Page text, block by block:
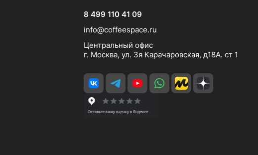
8 499 110 41 09
info@coffeespace.ru
Центральный офис
г. Москва, ул. 3я Карачаровская, д18А. ст 1